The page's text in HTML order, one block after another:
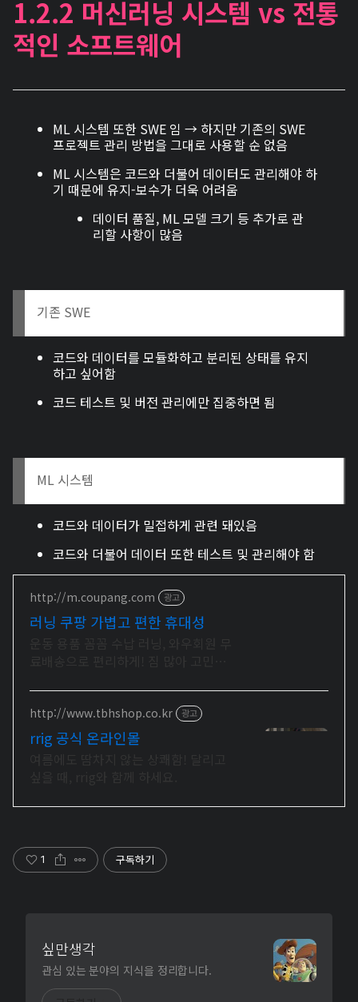
1.2.2 머신러닝 시스템 vs 전통
적인 소프트웨어
ML 시스템 또한 SWE 임 → 하지만 기존의 SWE
프로젝트 관리 방법을 그대로 사용할 순 없음
ML 시스템은 코드와 더불어 데이터도 관리해야 하
기 때문에 유지-보수가 더욱 어려움
데이터 품질, ML 모델 크기 등 추가로 관
리할 사항이 많음
기존 SWE
코드와 데이터를 모듈화하고 분리된 상태를 유지
하고 싶어함
코드 테스트 및 버전 관리에만 집중하면 됨
ML 시스템
코드와 데이터가 밀접하게 관련 돼있음
코드와 더불어 데이터 또한 테스트 및 관리해야 함
http://m.coupang.com 광고
러닝 쿠팡 가볍고 편한 휴대성
배송비도 아껴보세요.
http://www.tbhshop.co.kr 광고
rrig 공식 온라인몰
1 구독하기
싶만생각
관심 있는 분야의 지식을 정리합니다.